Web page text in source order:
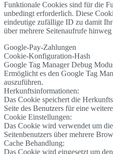
Funktionale Cookies sind für die
unbedingt erforderlich. Diese
eindeutige zufällige ID zu damit
über mehrere Seitenaufrufe
Google-Pay-Zahlungen
Cookie-Konfiguration-Hash
Google Tag Manager Debug
Ermöglicht es den Google Tag
auszuführen.
Herkunftsinformationen:
Das Cookie speichert die
Seite des Benutzers für eine
Cookie Einstellungen:
Das Cookie wird verwendet um
Seitenbenutzers über mehrere
Cache Behandlung:
Das Cookie wird eingesetzt um